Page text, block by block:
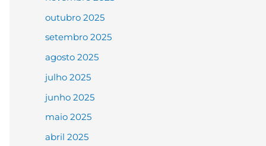
outubro 2025
setembro 2025
agosto 2025
julho 2025
junho 2025
maio 2025
abril 2025